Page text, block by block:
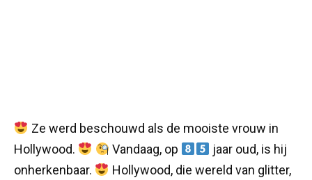
Ze werd beschouwd als de mooiste vrouw in
Hollywood.
Vandaag, op
jaar oud, is hij
onherkenbaar.
Hollywood, die wereld van glitter,